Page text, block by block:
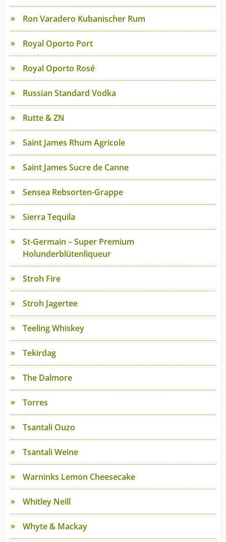
Ron Varadero Kubanischer Rum
Royal Oporto Port
Royal Oporto Rosé
Russian Standard Vodka
Rutte & ZN
Saint James Rhum Agricole
Saint James Sucre de Canne
Sensea Rebsorten-Grappe
Sierra Tequila
St-Germain – Super Premium
Holunderblütenliqueur
Stroh Fire
Stroh Jagertee
Teeling Whiskey
Tekirdag
The Dalmore
Torres
Tsantali Ouzo
Tsantali Weine
Warninks Lemon Cheesecake
Whitley Neill
Whyte & Mackay